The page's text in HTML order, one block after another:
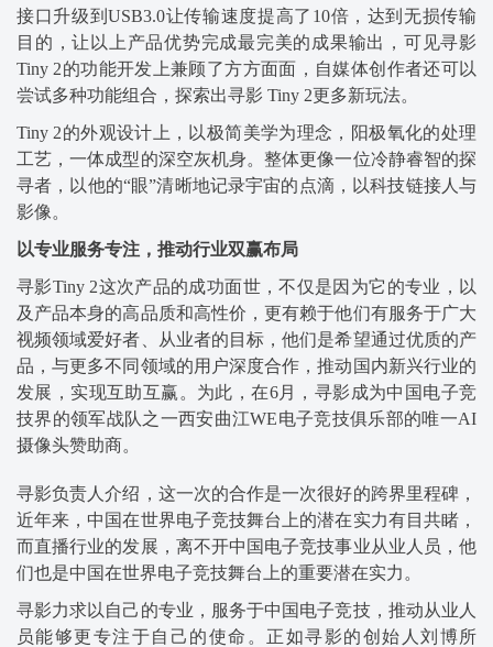
接口升级到USB3.0让传输速度提高了10倍，达到无损传输
目的，让以上产品优势完成最完美的成果输出，可见寻影
Tiny 2的功能开发上兼顾了方方面面，自媒体创作者还可以
尝试多种功能组合，探索出寻影 Tiny 2更多新玩法。
Tiny 2的外观设计上，以极简美学为理念，阳极氧化的处理
工艺，一体成型的深空灰机身。整体更像一位冷静睿智的探
寻者，以他的“眼”清晰地记录宇宙的点滴，以科技链接人与
影像。
以专业服务专注，推动行业双赢布局
寻影Tiny 2这次产品的成功面世，不仅是因为它的专业，以
及产品本身的高品质和高性价，更有赖于他们有服务于广大
视频领域爱好者、从业者的目标，他们是希望通过优质的产
品，与更多不同领域的用户深度合作，推动国内新兴行业的
发展，实现互助互赢。为此，在6月，寻影成为中国电子竞
技界的领军战队之一西安曲江WE电子竞技俱乐部的唯一AI
摄像头赞助商。
寻影负责人介绍，这一次的合作是一次很好的跨界里程碑，
近年来，中国在世界电子竞技舞台上的潜在实力有目共睹，
而直播行业的发展，离不开中国电子竞技事业从业人员，他
们也是中国在世界电子竞技舞台上的重要潜在实力。
寻影力求以自己的专业，服务于中国电子竞技，推动从业人
员能够更专注于自己的使命。正如寻影的创始人刘博所